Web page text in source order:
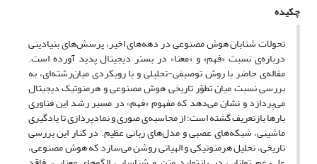
چکیده
تحولات شتابان هوش مصنوعی در دهه‌های اخیر، پرسش‌های بنیادینی
درباره‌ی نسبت «فهم» و «معنا» در بستر دیجیتال پدید آورده است.
مقاله‌ی حاضر با روش توصیفی-تحلیلی و با رویکردی میان‌رشته‌ای، به
بررسی نسبت میان تطوّر تاریخی هوش مصنوعی و هرمنوتیک دیجیتال
می‌پردازد و نشان می‌دهد که مفهوم «فهم» در مسیر رشد این فناوری
بارها بازتعریف گشته است؛ از محاسبه‌ی صوری و نمادپردازی تا یادگیری
ماشینی، شبکه‌های عصبی و مدل‌های زبانی عظیم. در کنار این بررسی
تاریخی، تحلیل هرمنوتیکی و الهیاتی روشن می‌سازد که هوش مصنوعی،